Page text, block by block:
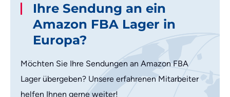
Ihre Sendung an ein
Amazon FBA Lager in
Europa?
Möchten Sie Ihre Sendungen an Amazon FBA
Lager übergeben? Unsere erfahrenen Mitarbeiter
helfen Ihnen gerne weiter!